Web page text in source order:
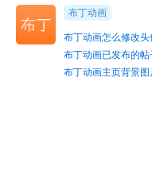
布丁动画
布丁动画怎么修改头
布丁动画已发布的帖
布丁动画主页背景图